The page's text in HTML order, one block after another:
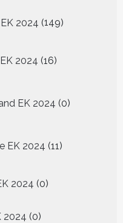
2024 149149
2024 16
producten
EK 2024 0
producten
EK 2024 11
producten
2024 00
2024 00